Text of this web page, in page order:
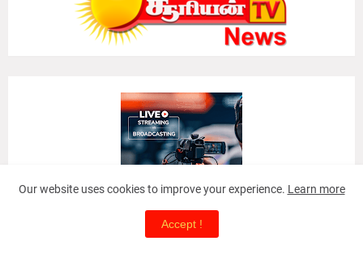
Our website uses cookies to improve your experience. Learn more
Accept !